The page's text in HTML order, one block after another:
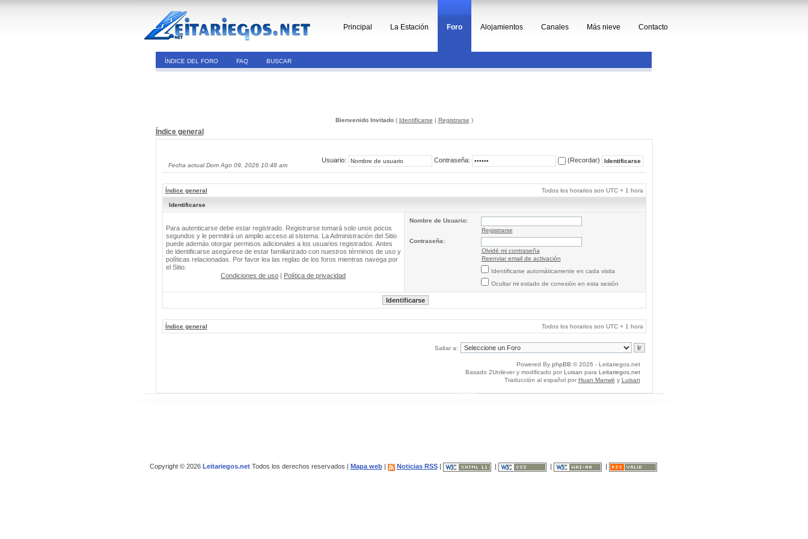
Principal La Estación Foro Alojamientos Canales Más nieve Contacto
ÍNDICE DEL FORO FAQ BUSCAR
Bienvenido Invitado( Identificarse | Registrarse )
Índice general
Fecha actual Dom Ago 09, 2026 10:48 am
Usuario: Contraseña: (Recordar)
Índice general Todos los horarios son UTC + 1 hora
Identificarse
Para autenticarse debe estar registrado. Registrarse tomará solo unos pocos
segundos y le permitirá un amplio acceso al sistema. La Administración del Sitio
puede además otorgar permisos adicionales a los usuarios registrados. Antes
de identificarse asegúrese de estar familiarizado con nuestros términos de uso y
políticas relacionadas. Por favor lea las reglas de los foros mientras navega por
el Sitio.
Condiciones de uso | Política de privacidad
Nombre de Usuario:
Registrarse
Contraseña:
Olvidé mi contraseña
Reenviar email de activación
Identificarse automáticamente en cada visita
Ocultar mi estado de conexión en esta sesión
Índice general Todos los horarios son UTC + 1 hora
Saltar a:
Powered By phpBB © 2026 - Leitariegos.net
Basado 2Unilever y modificado por Luisan para Leitariegos.net
Traducción al español por Huan Manwë y Luisan
Copyright © 2026 Leitariegos.netTodos los derechos reservados | Mapa web| Noticias RSS|